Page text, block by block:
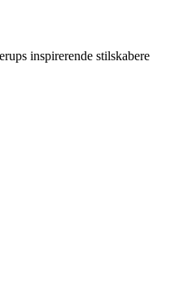
inspirerende stilskabere